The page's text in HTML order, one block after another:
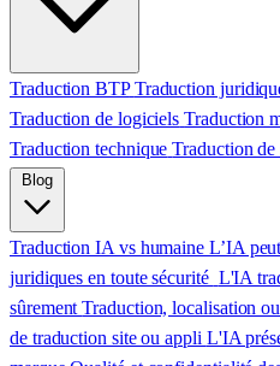
Traduction BTP Traduction
Traduction de logiciels Traduction
Traduction technique Traduction de
Traduction IA vs humaine L’IA
juridiques en toute sécurité L'IA
sûrementTraduction, localisation
de traduction site ou appli L'IA